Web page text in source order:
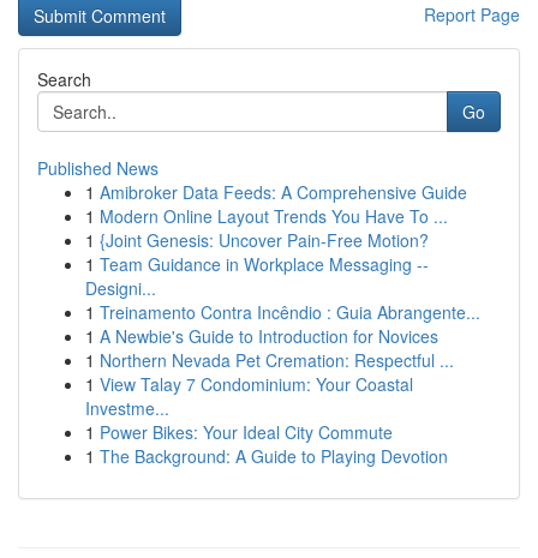
Report Page
Search
Go
Published News
1 Amibroker Data Feeds: A Comprehensive Guide
1 Modern Online Layout Trends You Have To ...
1 {Joint Genesis: Uncover Pain-Free Motion?
1 Team Guidance in Workplace Messaging --
Designi...
1 Treinamento Contra Incêndio : Guia Abrangente...
1 A Newbie's Guide to Introduction for Novices
1 Northern Nevada Pet Cremation: Respectful ...
1 View Talay 7 Condominium: Your Coastal
Investme...
1 Power Bikes: Your Ideal City Commute
1 The Background: A Guide to Playing Devotion